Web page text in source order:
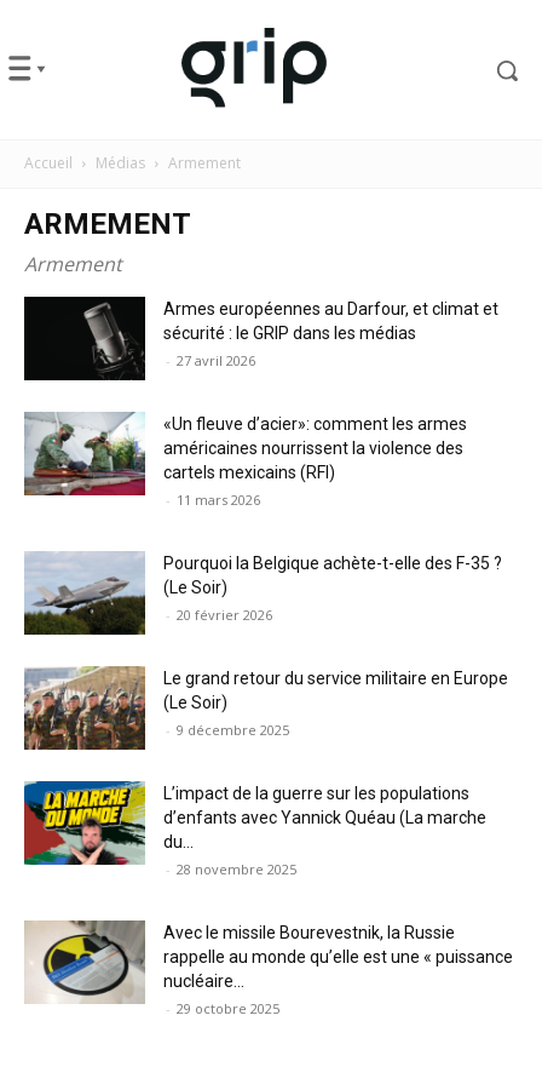
Accueil Médias Armement
ARMEMENT
Armement
Armes européennes au Darfour, et climat et
sécurité : le GRIP dans les médias
- 27 avril 2026
«Un fleuve d’acier»: comment les armes
américaines nourrissent la violence des
cartels mexicains (RFI)
- 11 mars 2026
Pourquoi la Belgique achète-t-elle des F-35 ?
(Le Soir)
- 20 février 2026
Le grand retour du service militaire en Europe
(Le Soir)
- 9 décembre 2025
L’impact de la guerre sur les populations
d’enfants avec Yannick Quéau (La marche
du...
- 28 novembre 2025
Avec le missile Bourevestnik, la Russie
rappelle au monde qu’elle est une « puissance
nucléaire...
- 29 octobre 2025